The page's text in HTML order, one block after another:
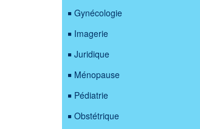
Gynécologie
Imagerie
Juridique
Ménopause
Pédiatrie
Obstétrique